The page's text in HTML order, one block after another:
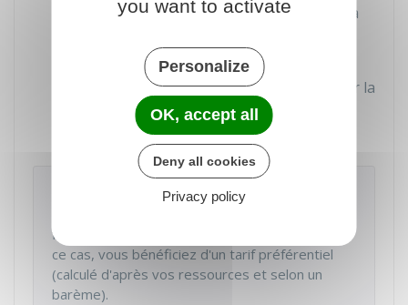
(ou laMSA) adresse mensuellement à la
micro-crèche)
Facture de la micro-crèche acquittée par la
famille (complétée du numéro
d'allocataire).
financement direct de la Caf ou de la MSA. Dans
ce cas, vous bénéficiez d'un tarif préférentiel
(calculé d'après vos ressources et selon un
barème).
you want to activate
Personalize
OK, accept all
Deny all cookies
Privacy policy